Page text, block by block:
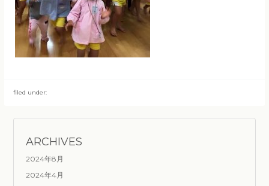
filed under:
ARCHIVES
2024年8月
2024年4月